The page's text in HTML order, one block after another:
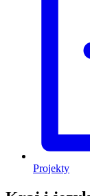
Projekty